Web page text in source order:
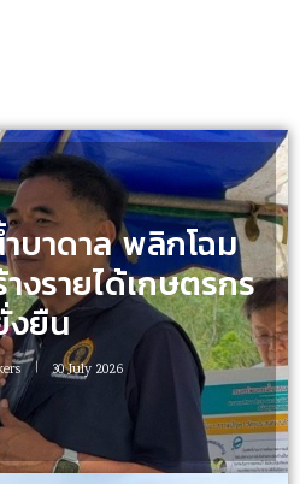
บาดาล พลิกโฉม
งรายได้เกษตรกร
งยืน
30 July 2026